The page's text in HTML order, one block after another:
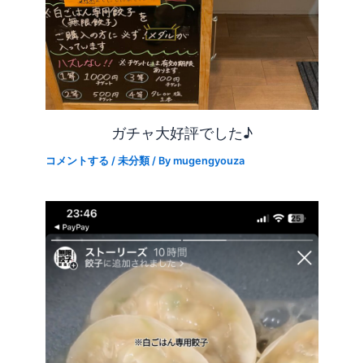
ガチャ大好評でした♪
コメントする /未分類/ Bymugengyouza